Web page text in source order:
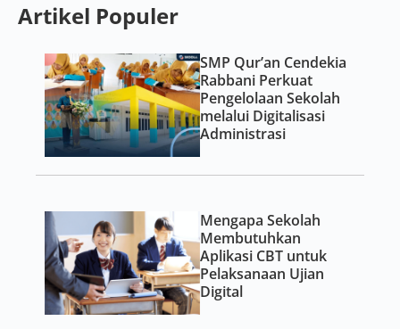
Artikel Populer
SMP Qur’an Cendekia
Rabbani Perkuat
Pengelolaan Sekolah
melalui Digitalisasi
Administrasi
Mengapa Sekolah
Membutuhkan
Aplikasi CBT untuk
Pelaksanaan Ujian
Digital